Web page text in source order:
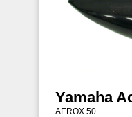
Yamaha
AEROX 50